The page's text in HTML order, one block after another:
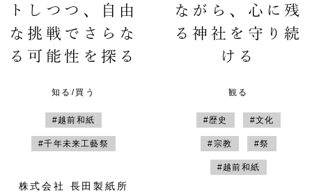
トしつつ、自由
な挑戦でさらな
る可能性を探る
知る/買う
#越前和紙
#千年未来工藝祭
株式会社 長田製紙所
ながら、心に残
る神社を守り続
ける
観る
#歴史 #文化
#宗教 #祭
#越前和紙